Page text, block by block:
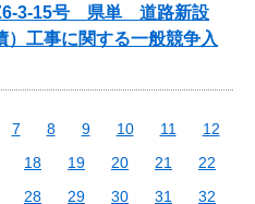
Z6-3-15号 県単 道路新設
工事に関する一般競争入
7 8 9 10 11
12
18 19 20 21
22
28 29 30 31
32